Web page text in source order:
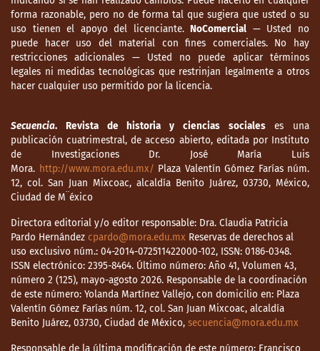
forma razonable, pero no de forma tal que sugiera que usted o su
uso tienen el apoyo del licenciante.NoComercial — Usted no
puede hacer uso del material con fines comerciales. No hay
restricciones adicionales — Usted no puede aplicar términos
legales ni medidas tecnológicas que restrinjan legalmente a otros
hacer cualquier uso permitido por la licencia.
Secuencia. Revista de historia y ciencias socialeses una
publicación cuatrimestral, de acceso abierto, editada por Instituto
de Investigaciones Dr. José María Luis
Mora. http://www.mora.edu.mx/ Plaza Valentín Gómez Farías núm.
12, col. San Juan Mixcoac, alcaldía Benito Juárez, 03730, México,
Ciudad de M¨éxico
Directora editorial y/o editor responsable: Dra. Claudia Patricia
Pardo Hernández cpardo@mora.edu.mx Reservas de derechos al
uso exclusivo núm.: 04-2014-072511422000-102, ISSN: 0186-0348.
ISSN electrónico: 2395-8464. Último número: Año 41, Volumen 43,
número 2 (125), mayo-agosto 2026. Responsable de la coordinación
de este número: Yolanda Martínez Vallejo, con domicilio en: Plaza
Valentín Gómez Farías núm. 12, col. San Juan Mixcoac, alcaldía
Benito Juárez, 03730, Ciudad de México, secuencia@mora.edu.mx